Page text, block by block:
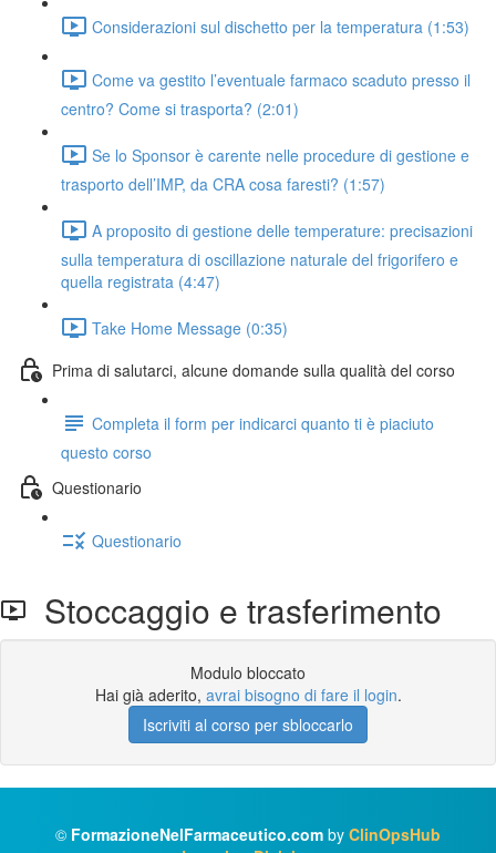
Considerazioni sul dischetto per la temperatura (1:53)
Come va gestito l’eventuale farmaco scaduto presso il
centro? Come si trasporta? (2:01)
Se lo Sponsor è carente nelle procedure di gestione e
trasporto dell’IMP, da CRA cosa faresti? (1:57)
A proposito di gestione delle temperature: precisazioni
sulla temperatura di oscillazione naturale del frigorifero e
quella registrata (4:47)
Take Home Message (0:35)
Prima di salutarci, alcune domande sulla qualità del corso
Completa il form per indicarci quanto ti è piaciuto
questo corso
Questionario
Questionario
Stoccaggio e trasferimento
Modulo bloccato
Hai già aderito, avrai bisogno di fare il login.
Iscriviti al corso per sbloccarlo
© FormazioneNelFarmaceutico.com by ClinOpsHub